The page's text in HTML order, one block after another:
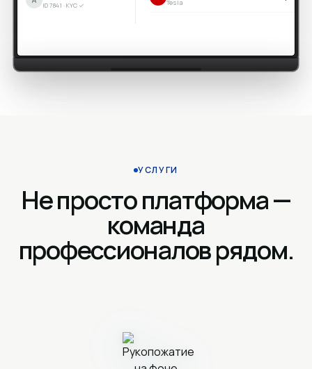
ID 7841 · KYC ✓ Tesla
УСЛУГИ
Не просто платформа —
команда
профессионалов рядом.